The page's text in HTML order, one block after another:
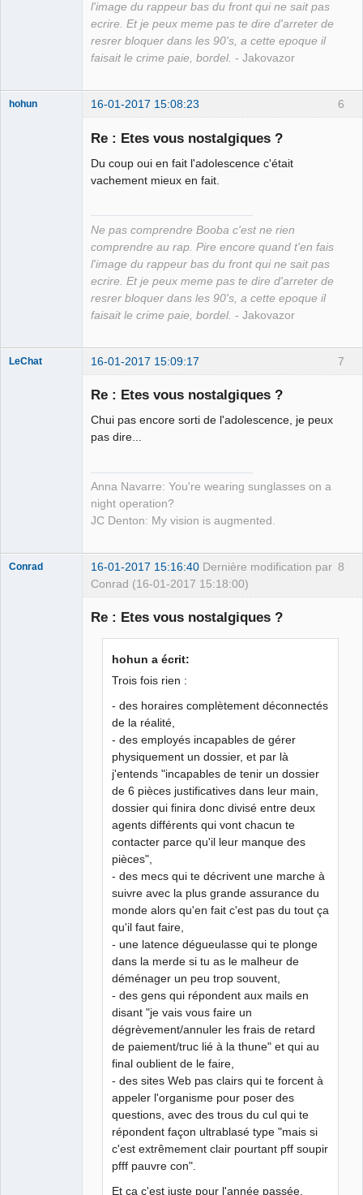
l'image du rappeur bas du front qui ne sait pas
ecrire. Et je peux meme pas te dire d'arreter de
resrer bloquer dans les 90's, a cette epoque il
faisait le crime paie, bordel. - Jakovazor
6
hohun 16-01-2017 15:08:23
Re : Etes vous nostalgiques ?
Du coup oui en fait l'adolescence c'était
vachement mieux en fait.
Ne pas comprendre Booba c'est ne rien
comprendre au rap. Pire encore quand t'en fais
l'image du rappeur bas du front qui ne sait pas
ecrire. Et je peux meme pas te dire d'arreter de
resrer bloquer dans les 90's, a cette epoque il
faisait le crime paie, bordel. - Jakovazor
7
LeChat 16-01-2017 15:09:17
Re : Etes vous nostalgiques ?
Chui pas encore sorti de l'adolescence, je peux
pas dire...
Anna Navarre: You're wearing sunglasses on a
night operation?
JC Denton: My vision is augmented.
8
Conrad 16-01-2017 15:16:40 Dernière modification par
Conrad (16-01-2017 15:18:00)
Re : Etes vous nostalgiques ?
hohun a écrit:
Trois fois rien :
- des horaires complètement déconnectés
de la réalité,
- des employés incapables de gérer
physiquement un dossier, et par là
j'entends "incapables de tenir un dossier
de 6 pièces justificatives dans leur main,
dossier qui finira donc divisé entre deux
agents différents qui vont chacun te
contacter parce qu'il leur manque des
pièces",
- des mecs qui te décrivent une marche à
suivre avec la plus grande assurance du
monde alors qu'en fait c'est pas du tout ça
qu'il faut faire,
- une latence dégueulasse qui te plonge
dans la merde si tu as le malheur de
déménager un peu trop souvent,
- des gens qui répondent aux mails en
disant "je vais vous faire un
dégrèvement/annuler les frais de retard
de paiement/truc lié à la thune" et qui au
final oublient de le faire,
- des sites Web pas clairs qui te forcent à
appeler l'organisme pour poser des
questions, avec des trous du cul qui te
répondent façon ultrablasé type "mais si
c'est extrêmement clair pourtant pff soupir
pfff pauvre con".
Et ça c'est juste pour l'année passée.